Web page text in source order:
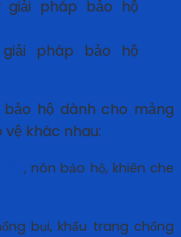
pháp bảo hộ
hộ dành cho mảng
khác nhau:
, nón bảo hộ, khiên che
bụi, khẩu trang chống